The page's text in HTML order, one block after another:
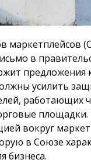
маркетплейсов
в
предложения
усилить
работающих
вокруг
в Союзе
бизнеса.